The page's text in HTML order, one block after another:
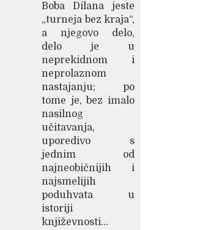
Boba Dilana jeste
„turneja bez kraja“,
a njegovo delo,
delo je u
neprekidnom i
neprolaznom
nastajanju; po
tome je, bez imalo
nasilnog
učitavanja,
uporedivo s
jednim od
najneobičnijih i
najsmelijih
poduhvata u
istoriji
književnosti...